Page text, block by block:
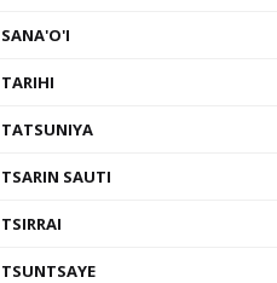
SANA'O'I
TARIHI
TATSUNIYA
TSARIN SAUTI
TSIRRAI
TSUNTSAYE